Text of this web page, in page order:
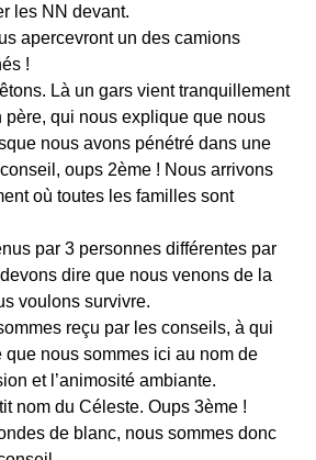
les NN devant.
apercevront un des camions
!
Là un gars vient tranquillement
père, qui nous explique que nous
nous avons pénétré dans une
oups 2ème ! Nous arrivons
où toutes les familles sont
par 3 personnes différentes par
dire que nous venons de la
voulons survivre.
reçu par les conseils, à qui
que nous sommes ici au nom de
et l’animosité ambiante.
nom du Céleste. Oups 3ème !
de blanc, nous sommes donc